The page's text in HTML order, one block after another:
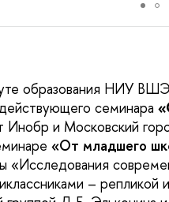
образования НИУ
семинара
Инобр и Московский
«От младшего
«Исследования
– репликой